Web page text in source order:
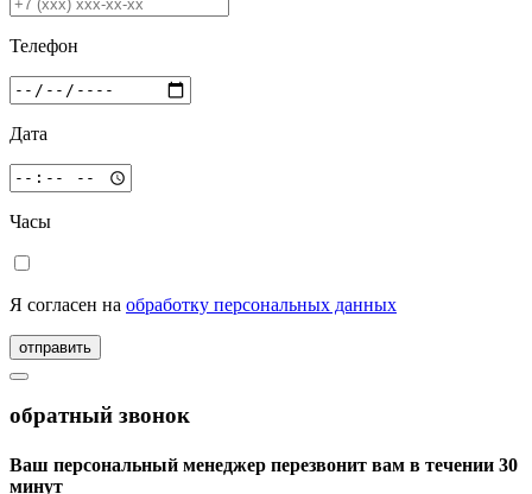
Телефон
Дата
Часы
Я согласен на обработку персональных данных
отправить
обратный звонок
Ваш персональный менеджер перезвонит вам в течении 30
минут